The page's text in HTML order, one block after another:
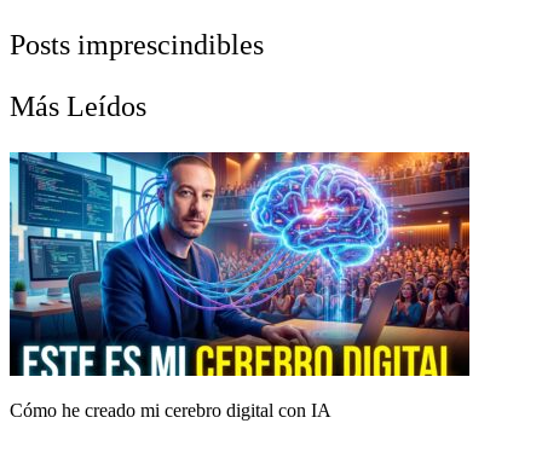
Posts imprescindibles
Más Leídos
Cómo he creado mi cerebro digital con IA